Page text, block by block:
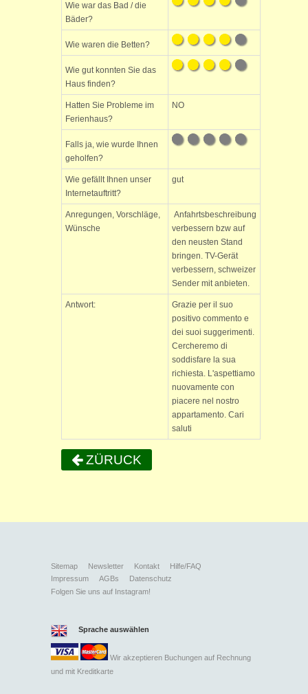
Wie war das Bad / die
Bäder?
Wie waren die Betten?
Wie gut konnten Sie das
Haus finden?
Hatten Sie Probleme im
Ferienhaus?
NO
Falls ja, wie wurde Ihnen
geholfen?
Wie gefällt Ihnen unser
Internetauftritt?
gut
Anregungen, Vorschläge,
Wünsche
Anfahrtsbeschreibung
verbessern bzw auf
den neusten Stand
bringen. TV-Gerät
verbessern, schweizer
Sender mit anbieten.
Antwort:
Grazie per il suo
positivo commento e
dei suoi suggerimenti.
Cercheremo di
soddisfare la sua
richiesta. L'aspettiamo
nuovamente con
piacere nel nostro
appartamento. Cari
saluti
ZÜRUCK
Sitemap Newsletter Kontakt
Hilfe/FAQ
Impressum
AGBs
Datenschutz
Folgen Sie uns auf Instagram!
Sprache auswählen
Wir akzeptieren Buchungen auf Rechnung
und mit Kreditkarte